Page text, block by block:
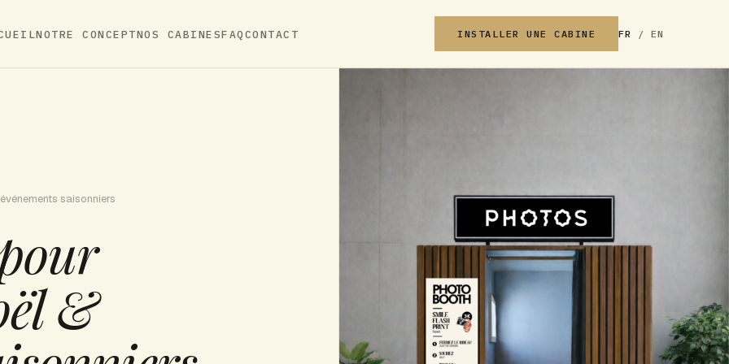
NOTRE CONCEPTNOS CABINESFAQCONTACT INSTALLER UNE CABINE FR / EN
saisonniers
&